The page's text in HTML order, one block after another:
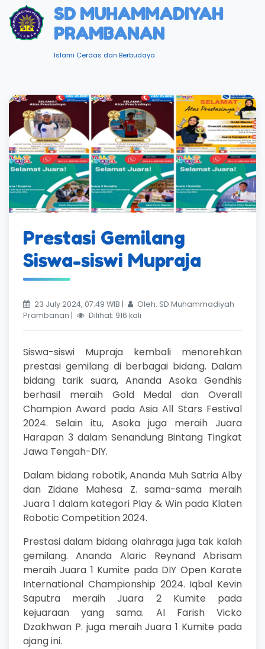
SD MUHAMMADIYAH
PRAMBANAN
Islami Cerdas dan Berbudaya
Prestasi Gemilang
Siswa-siswi Mupraja
23 July 2024, 07:49 WIB |
Oleh: SD Muhammadiyah
Prambanan |
Dilihat: 916 kali
Siswa-siswi Mupraja kembali menorehkan
prestasi gemilang di berbagai bidang. Dalam
bidang tarik suara, Ananda Asoka Gendhis
berhasil meraih Gold Medal dan Overall
Champion Award pada Asia All Stars Festival
2024. Selain itu, Asoka juga meraih Juara
Harapan 3 dalam Senandung Bintang Tingkat
Jawa Tengah-DIY.
Dalam bidang robotik, Ananda Muh Satria Alby
dan Zidane Mahesa Z. sama-sama meraih
Juara 1 dalam kategori Play & Win pada Klaten
Robotic Competition 2024.
Prestasi dalam bidang olahraga juga tak kalah
gemilang. Ananda Alaric Reynand Abrisam
meraih Juara 1 Kumite pada DIY Open Karate
International Championship 2024. Iqbal Kevin
Saputra meraih Juara 2 Kumite pada
kejuaraan yang sama. Al Farish Vicko
Dzakhwan P. juga meraih Juara 1 Kumite pada
ajang ini.